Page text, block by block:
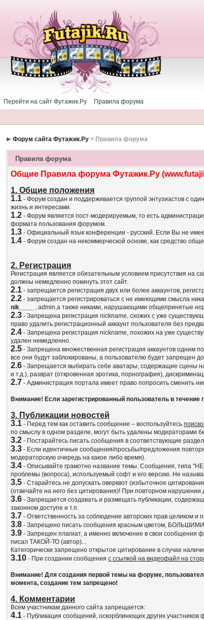
Перейти на сайт Футажик.Ру Правила форума
Форум сайта Футажик.Ру > Правила форума
Правила форума
Общие Правила форума Футажик.Ру
1. Общие положения
1.1 - Форум создан и поддерживается группой энтузиастов с
жизнь и интересами.
1.2 - Форум является пост-модерируемым, то есть
формата пользования форумом.
1.3 - Официальный язык конференции - русский. Если Вы не
1.4 - Форум создан на некоммерческой основе, как средство
2. Регистрация
Регистрация является обязательным условием присутствия
должны немедленно покинуть этот сайт.
2.1 - запрещается регистрация двух или более аккаунтов,
2.2 - запрещается регистрироваться с не имеющими смысла
nik____ , admin,а также никами, нарушающими общепринятые
2.3 - Запрещена регистрация nickname, схожих с уже
право удалить регистрационный аккаунт пользователя без
2.4 - Запрещена регистрация nickname, похожих на уже
удален немедленно.
2.5 - Запрещена множественная регистрация аккаунтов одним
все они будут заблокированы, а пользователю будет запрещен
2.6 - Запрещается выбирать себе аватары, содержащие сцены
и т.д.), разврат (откровенная эротика, порнография),
2.7 - Администрация портала имеет право попросить сменить
Внимание! Если зарегистрированный пользователь в
3. Публикации новостей
3.1 - Перед тем как оставить сообщение – воспользуйтесь
по смыслу в одном разделе, могут быть удалены модераторами
3.2 - Постарайтесь писать сообщения в соответствующие
3.3 - Если идентичные сообщения/просьбы/предложения
модераторскую очередь на какое либо время).
3.4 - Описывайте грамотно название темы. Сообщения, типа
проблемы (вопроса), используемый софт и его версию. Не
3.5 - Старайтесь не допускать оверквот (избыточное
(отвечайте на него без цитирования)! При повторном
3.6 - Запрещается создавать и размещать публикации,
законном доступе и т.п.
3.7 - Ответственность за соблюдение авторских прав целиком
3.8 - Запрещено писать сообщения красным цветом,
3.9 - Запрещен плагиат, а именно включение в свои сообщения
писал ТАКОЙ-ТО (автор)...
Категорически запрещено открытое цитирование в случае
3.10 - При создании сообщенияс ссылкой на видеофайл на
Внимание! Для создания первой темы на форуме,
момента, создание тем запрещено!
4. Комментарии
Всем участникам данного сайта запрещается:
4.1 - Публикация сообщений, оскорблинющих других